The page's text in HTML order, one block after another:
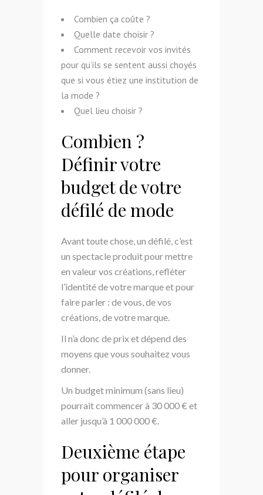
Combien ça coûte ?
Quelle date choisir ?
Comment recevoir vos invités
pour qu’ils se sentent aussi choyés
que si vous étiez une institution de
la mode ?
Quel lieu choisir ?
Combien ?
Définir votre
budget de votre
défilé de mode
Avant toute chose, un défilé, c’est
un spectacle produit pour mettre
en valeur vos créations, refléter
l’identité de votre marque et pour
faire parler : de vous, de vos
créations, de votre marque.
Il n’a donc de prix et dépend des
moyens que vous souhaitez vous
donner.
Un budget minimum (sans lieu)
pourrait commencer à 30 000 € et
aller jusqu’à 1 000 000 €.
Deuxième étape
pour organiser